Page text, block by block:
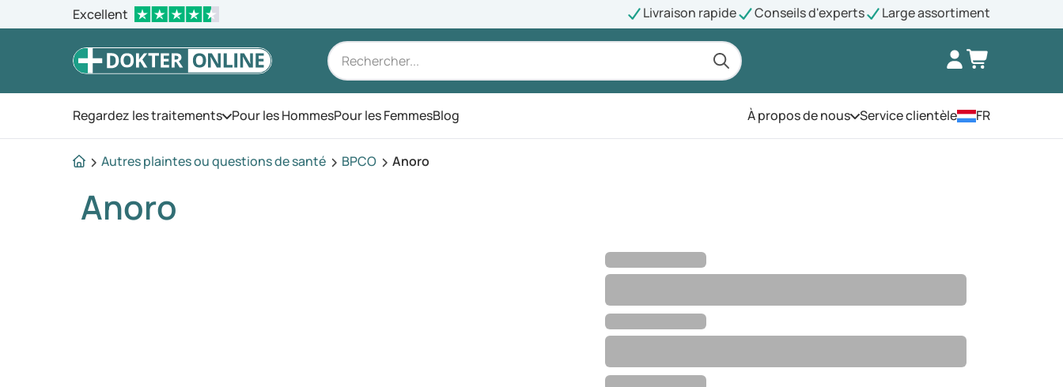
Excellent Livraison rapide Conseils d'experts Large assortiment
Regardez les traitementsOuvrez le menu
Pour les HommesPour les FemmesBlog À propos de nousOuvrez le menu
Service clientèle FR
Autres plaintes ou questions de santé BPCO Anoro
Anoro